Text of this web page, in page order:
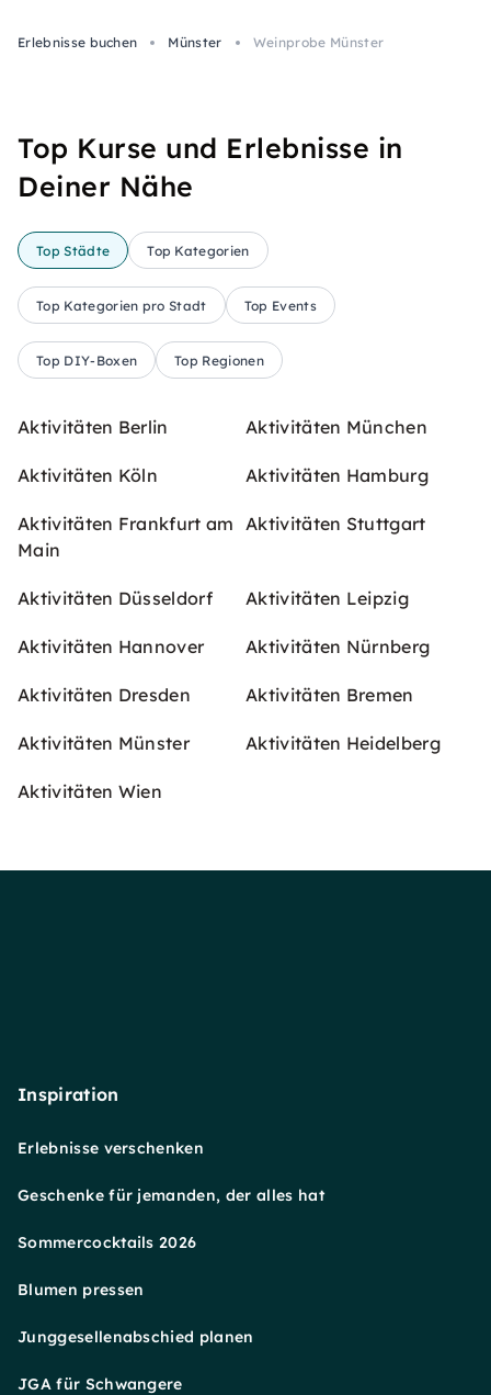
Erlebnisse buchen Münster Weinprobe Münster
Top Kurse und Erlebnisse in
Deiner Nähe
Top Städte Top Kategorien
Top Kategorien pro Stadt Top Events
Top DIY-Boxen Top Regionen
Aktivitäten Berlin Aktivitäten München
Aktivitäten Köln Aktivitäten Hamburg
Aktivitäten Frankfurt am
Main
Aktivitäten Stuttgart
Aktivitäten Düsseldorf Aktivitäten Leipzig
Aktivitäten Hannover Aktivitäten Nürnberg
Aktivitäten Dresden Aktivitäten Bremen
Aktivitäten Münster Aktivitäten Heidelberg
Aktivitäten Wien
Inspiration
Erlebnisse verschenken
Geschenke für jemanden, der alles hat
Sommercocktails 2026
Blumen pressen
Junggesellenabschied planen
JGA für Schwangere